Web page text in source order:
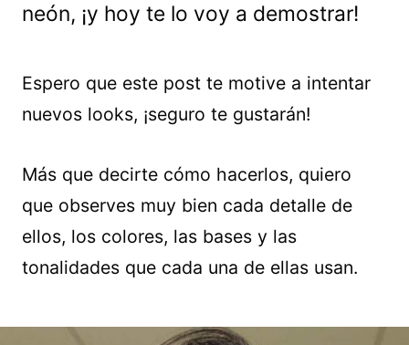
neón, ¡y hoy te lo voy a demostrar!
Espero que este post te motive a intentar
nuevos looks, ¡seguro te gustarán!
Más que decirte cómo hacerlos, quiero
que observes muy bien cada detalle de
ellos, los colores, las bases y las
tonalidades que cada una de ellas usan.